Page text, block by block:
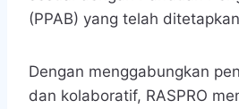
(PPAB) yang telah
Dengan menggabungkan
dan kolaboratif, RASPRO